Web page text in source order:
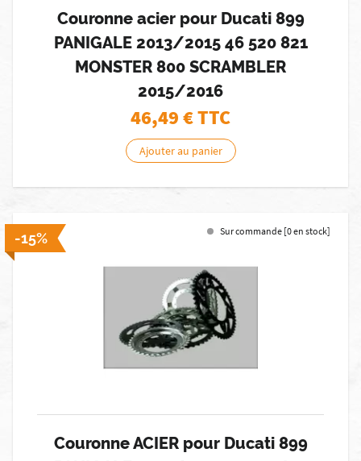
Couronne acier pour Ducati 899
PANIGALE 2013/2015 46 520 821
MONSTER 800 SCRAMBLER
2015/2016
46,49€ TTC
Ajouter au panier
-15% Sur commande [0 en stock]
Couronne ACIER pour Ducati 899